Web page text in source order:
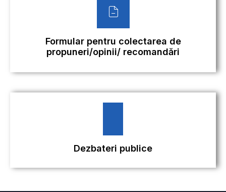
Formular pentru colectarea de
propuneri/opinii/ recomandări
Dezbateri publice